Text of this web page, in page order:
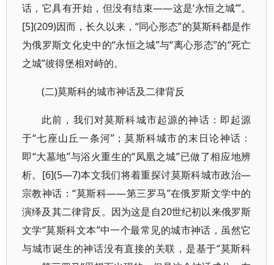
话，它具有开始，但没有结束——这是‘永恒之城’”。
[5](209)因而，长久以来，“同心形态”的莫斯科都是作
为俄罗斯文化史中的“永恒之城”与“离心形态”的“死亡
之城”彼得堡相对峙的。
(二)莫斯科的城市神话及二律背反
此前，我们对莫斯科城市起源的神话：即起源
于“七座山丘一条河”；莫斯科城市的末日论神话：
即“大墓地”与浴火重生的“凤凰之城”已做了相应地辨
析。[6](5—7)本文我们将着重探讨莫斯科城市政治—
宗教神话：“莫斯科——第三罗马”在俄罗斯文学中的
演绎及其二律背反。因为这是自20世纪初以来俄罗斯
文学“莫斯科文本”中一个最常见的城市神话，虽然它
与城市诞生的神话没有直接的关联，是基于“莫斯科